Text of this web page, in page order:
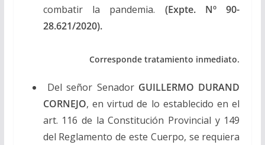
combatir la pandemia. (Expte. Nº 90-
28.621/2020).
Corresponde tratamiento inmediato.
Del señor Senador GUILLERMO DURAND
CORNEJO, en virtud de lo establecido en el
art. 116 de la Constitución Provincial y 149
del Reglamento de este Cuerpo, se requiera